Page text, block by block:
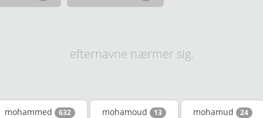
efternavne nærmer sig.
mohammed 632 mohamoud 13 mohamud 24